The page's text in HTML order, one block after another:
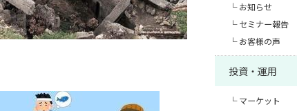
お知らせ
セミナー報告
お客様の声
投資・運用
マーケット